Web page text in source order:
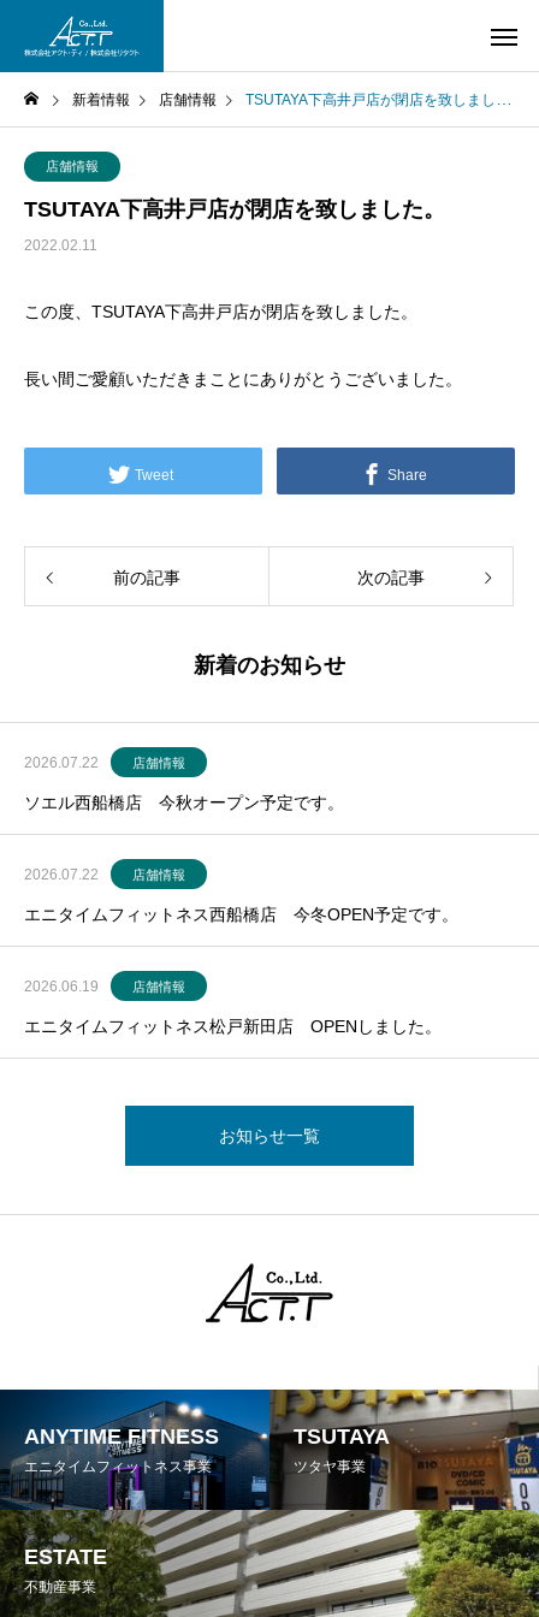
新着情報 店舗情報 TSUTAYA下高井戸店が閉店を致しました。
店舗情報
TSUTAYA下高井戸店が閉店を致しました。
2022.02.11
この度、TSUTAYA下高井戸店が閉店を致しました。
長い間ご愛顧いただきまことにありがとうございました。
Tweet Share
前の記事 次の記事
新着のお知らせ
2026.07.22 店舗情報
ソエル西船橋店 今秋オープン予定です。
2026.07.22 店舗情報
エニタイムフィットネス西船橋店 今冬OPEN予定です。
2026.06.19 店舗情報
エニタイムフィットネス松戸新田店 OPENしました。
お知らせ一覧
ANYTIME FITNESS
エニタイムフィットネス事業
TSUTAYA
ツタヤ事業
ESTATE
不動産事業